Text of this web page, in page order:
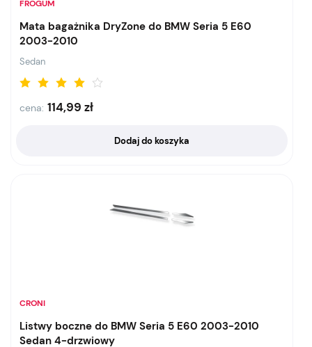
FROGUM
Mata bagażnika DryZone do BMW Seria 5 E60
2003-2010
Sedan
cena: 114,99 zł
Dodaj do koszyka
CRONI
Listwy boczne do BMW Seria 5 E60 2003-2010
Sedan 4-drzwiowy